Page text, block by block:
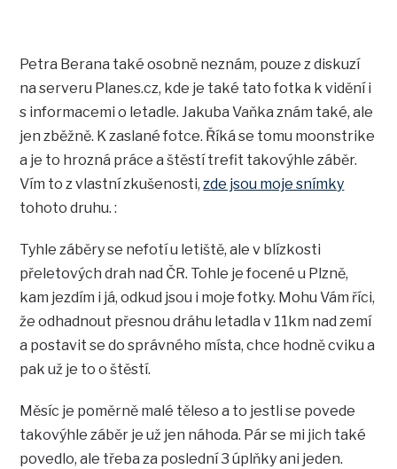
Petra Berana také osobně neznám, pouze z diskuzí
na serveru Planes.cz, kde je také tato fotka k vidění i
s informacemi o letadle. Jakuba Vaňka znám také, ale
jen zběžně. K zaslané fotce. Říká se tomu moonstrike
a je to hrozná práce a štěstí trefit takovýhle záběr.
Vím to z vlastní zkušenosti,zde jsou moje snímky
tohoto druhu. :
Tyhle záběry se nefotí u letiště, ale v blízkosti
přeletových drah nad ČR. Tohle je focené u Plzně,
kam jezdím i já, odkud jsou i moje fotky. Mohu Vám říci,
že odhadnout přesnou dráhu letadla v 11km nad zemí
a postavit se do správného místa, chce hodně cviku a
pak už je to o štěstí.
Měsíc je poměrně malé těleso a to jestli se povede
takovýhle záběr je už jen náhoda. Pár se mi jich také
povedlo, ale třeba za poslední 3 úplňky ani jeden.